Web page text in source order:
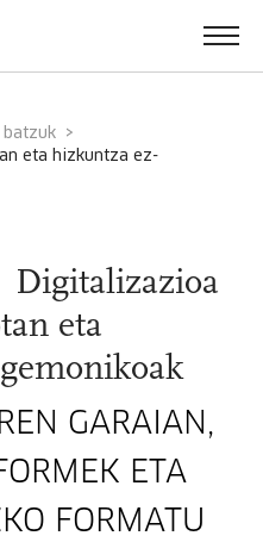
batzuk
Digitalizazioa
eta
GARAIAN,
ETA
FORMATU